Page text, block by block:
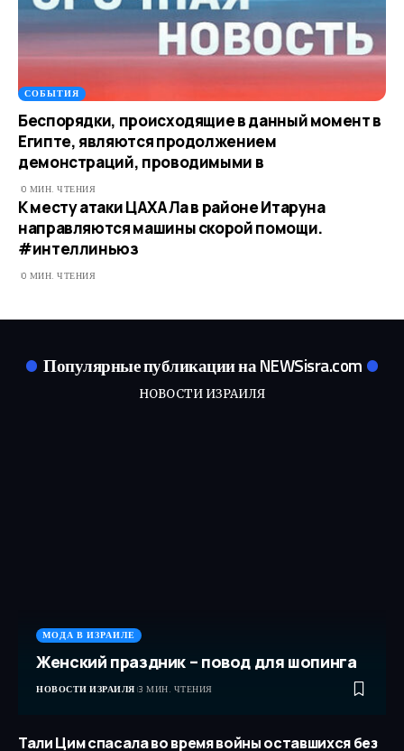
СОБЫТИЯ
Беспорядки, происходящие в данный момент в
Египте, являются продолжением
демонстраций, проводимыми в
0 МИН. ЧТЕНИЯ
К месту атаки ЦАХАЛа в районе Итаруна
направляются машины скорой помощи.
#интеллиньюз
0 МИН. ЧТЕНИЯ
Популярные публикации на NEWSisra.com
НОВОСТИ ИЗРАИЛЯ
МОДА В ИЗРАИЛЕ
Женский праздник – повод для шопинга
НОВОСТИ ИЗРАИЛЯ 3 МИН. ЧТЕНИЯ
Тали Цим спасала во время войны оставшихся без